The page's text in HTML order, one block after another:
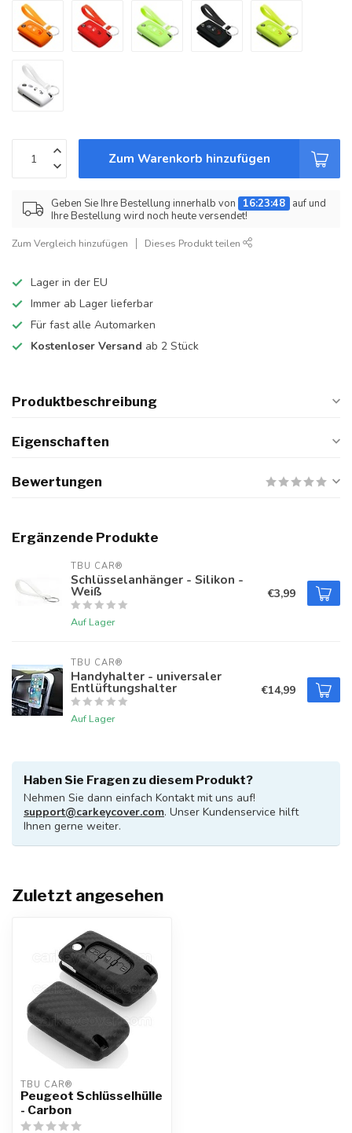
Zum Warenkorb hinzufügen
Geben Sie Ihre Bestellung innerhalb von 16:23:48 auf und
Ihre Bestellung wird noch heute versendet!
Zum Vergleich hinzufügen Dieses Produkt teilen
Lager in der EU
Immer ab Lager lieferbar
Für fast alle Automarken
Kostenloser Versand ab 2 Stück
Produktbeschreibung
Eigenschaften
Bewertungen
Ergänzende Produkte
TBU CAR®
Schlüsselanhänger - Silikon -
Weiß
Auf Lager
€3,99
TBU CAR®
Handyhalter - universaler
Entlüftungshalter
Auf Lager
€14,99
Haben Sie Fragen zu diesem Produkt?
Nehmen Sie dann einfach Kontakt mit uns auf!
support@carkeycover.com. Unser Kundenservice hilft
Ihnen gerne weiter.
Zuletzt angesehen
TBU CAR®
Peugeot Schlüsselhülle
- Carbon